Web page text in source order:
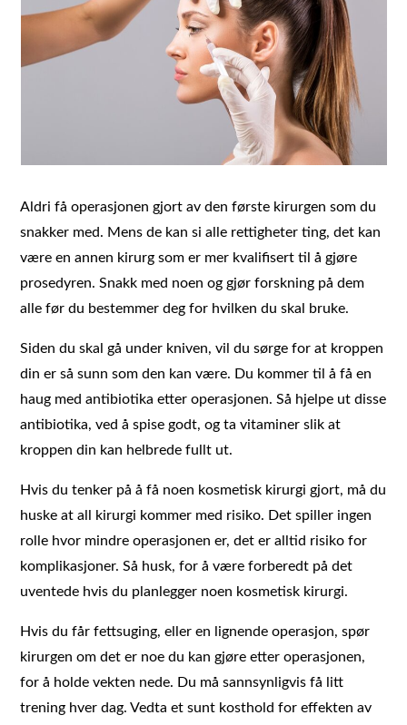
Aldri få operasjonen gjort av den første kirurgen som du
snakker med. Mens de kan si alle rettigheter ting, det kan
være en annen kirurg som er mer kvalifisert til å gjøre
prosedyren. Snakk med noen og gjør forskning på dem
alle før du bestemmer deg for hvilken du skal bruke.
Siden du skal gå under kniven, vil du sørge for at kroppen
din er så sunn som den kan være. Du kommer til å få en
haug med antibiotika etter operasjonen. Så hjelpe ut disse
antibiotika, ved å spise godt, og ta vitaminer slik at
kroppen din kan helbrede fullt ut.
Hvis du tenker på å få noen kosmetisk kirurgi gjort, må du
huske at all kirurgi kommer med risiko. Det spiller ingen
rolle hvor mindre operasjonen er, det er alltid risiko for
komplikasjoner. Så husk, for å være forberedt på det
uventede hvis du planlegger noen kosmetisk kirurgi.
Hvis du får fettsuging, eller en lignende operasjon, spør
kirurgen om det er noe du kan gjøre etter operasjonen,
for å holde vekten nede. Du må sannsynligvis få litt
trening hver dag. Vedta et sunt kosthold for effekten av